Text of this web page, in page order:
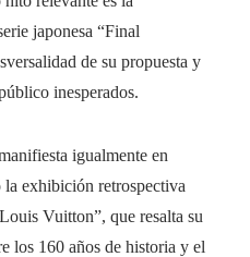
japonesa “Final
de su propuesta y
inesperados.
igualmente en
la exhibición retrospectiva
Vuitton”, que resalta su
los 160 años de historia y el